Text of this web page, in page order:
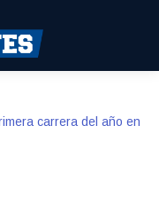
carrera del año en